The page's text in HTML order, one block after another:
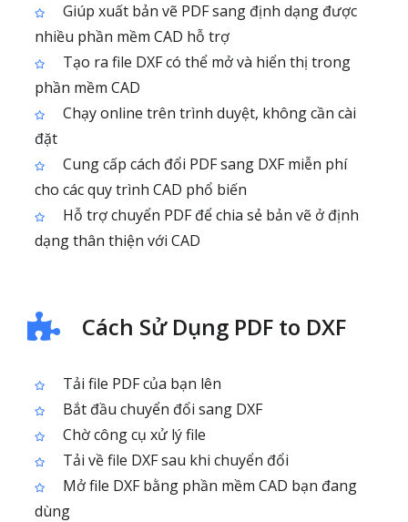
Giúp xuất bản vẽ PDF sang định dạng được
nhiều phần mềm CAD hỗ trợ
Tạo ra file DXF có thể mở và hiển thị trong
phần mềm CAD
Chạy online trên trình duyệt, không cần cài
đặt
Cung cấp cách đổi PDF sang DXF miễn phí
cho các quy trình CAD phổ biến
Hỗ trợ chuyển PDF để chia sẻ bản vẽ ở định
dạng thân thiện với CAD
Cách Sử Dụng PDF to DXF
Tải file PDF của bạn lên
Bắt đầu chuyển đổi sang DXF
Chờ công cụ xử lý file
Tải về file DXF sau khi chuyển đổi
Mở file DXF bằng phần mềm CAD bạn đang
dùng